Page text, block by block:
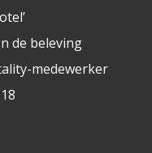
de beleving
medewerker